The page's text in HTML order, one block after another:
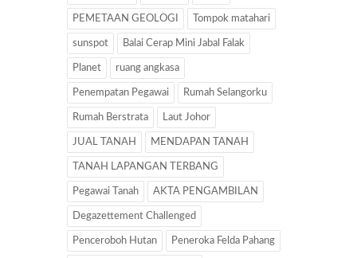
PEMETAAN GEOLOGI Tompok matahari
sunspot Balai Cerap Mini Jabal Falak
Planet ruang angkasa
Penempatan Pegawai Rumah Selangorku
Rumah Berstrata Laut Johor
JUAL TANAH MENDAPAN TANAH
TANAH LAPANGAN TERBANG
Pegawai Tanah AKTA PENGAMBILAN
Degazettement Challenged
Penceroboh Hutan Peneroka Felda Pahang